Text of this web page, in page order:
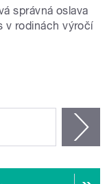
správná oslava
v rodinách výročí